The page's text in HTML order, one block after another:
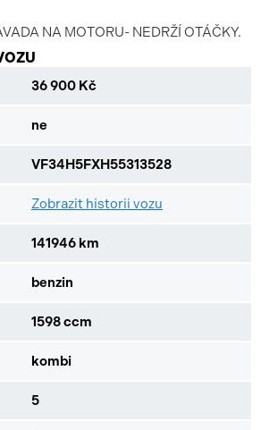
NA MOTORU- NEDRŽÍ OTÁČKY.
36 900 Kč
ne
VF34H5FXH55313528
Zobrazit historii vozu
141946 km
benzin
1598 ccm
kombi
5